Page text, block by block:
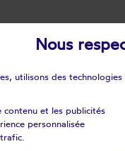
store, il convient
par
enroulant.
également
bricoleur, mieux
Nous
utilisons des
contenu et les publicités
personnalisée